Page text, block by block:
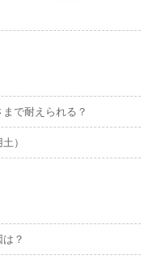
で耐えられる？
）
？